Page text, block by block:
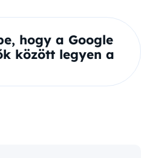
hogy a Google
között legyen a